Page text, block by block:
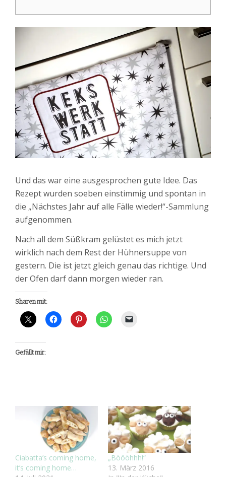
Und das war eine ausgesprochen gute Idee. Das
Rezept wurden soeben einstimmig und spontan in
die „Nächstes Jahr auf alle Fälle wieder!“-Sammlung
aufgenommen.
Nach all dem Süßkram gelüstet es mich jetzt
wirklich nach dem Rest der Hühnersuppe von
gestern. Die ist jetzt gleich genau das richtige. Und
der Ofen darf dann morgen wieder ran.
Sharen mit:
Gefällt mir:
Ciabatta’s coming home,
it’s coming home…
„Böööhhh!“
13. März 2016